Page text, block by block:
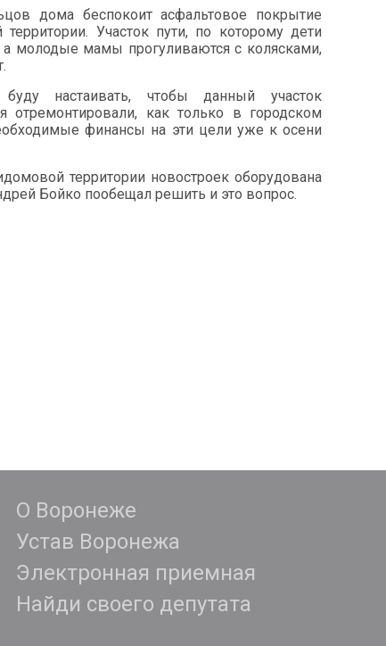
дома беспокоит асфальтовое покрытие
Участок пути, по которому дети
молодые мамы прогуливаются с колясками,
настаивать, чтобы данный участок
отремонтировали, как только в городском
финансы на эти цели уже к осени
территории новостроек оборудована
Бойко пообещал решить и это вопрос.
О Воронеже
Устав Воронежа
Электронная приемная
Найди своего депутата